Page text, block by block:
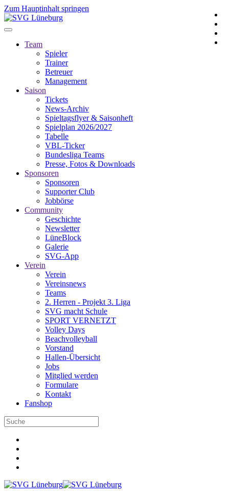
Zum Hauptinhalt springen
Team
Spieler
Trainer
Betreuer
Management
Saison
Tickets
News-Archiv
Spieltagsflyer & Saisonheft
Spielplan 2026/2027
Tabelle
VBL-Ticker
Bundesliga Teams
Presse, Fotos & Downloads
Sponsoren
Sponsoren
Supporter Club
Jobbörse
Community
Geschichte
Newsletter
LüneBlock
Galerie
SVG-App
Verein
Verein
Vereinsnews
Teams
2. Herren - Projekt 3. Liga
SVG macht Schule
SPORT VERNETZT
Volley Days
Beachvolleyball
Vorstand
Hallen-Übersicht
Jobs
Mitglied werden
Formulare
Kontakt
Fanshop